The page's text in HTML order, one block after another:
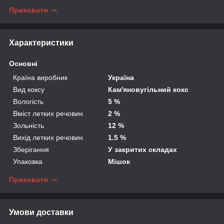
Приховати
Характеристики
Основні
Країна виробник
Україна
Вид коксу
Кам'яновугільний кокс
Вологість
5 %
Вміст летких речовин
2 %
Зольність
12 %
Вихід летких речовин
1.5 %
Зберігання
У закритих складах
Упаковка
Мішок
Приховати
Умови доставки